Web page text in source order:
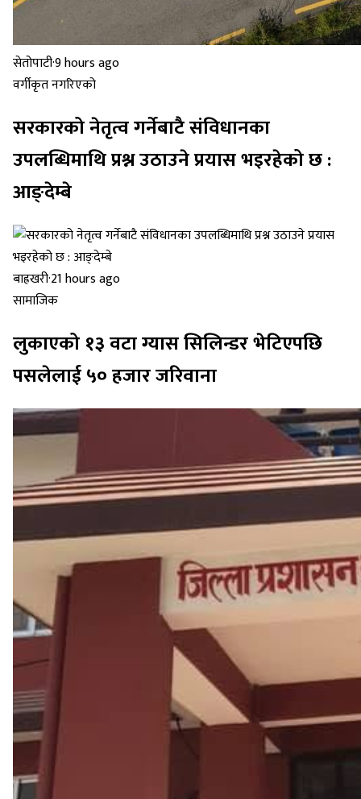
सेतोपाटी·9 hours ago
वर्गीकृत नगरिएको
सरकारको नेतृत्व गर्नेबाटै संविधानका
उपलब्धिमाथि प्रश्न उठाउने प्रयास भइरहेको छ :
आङ्देम्बे
बाह्रखरी·21 hours ago
सामाजिक
लुकाएको १३ वटा ग्यास सिलिन्डर भेटिएपछि
पसलेलाई ५० हजार जरिवाना